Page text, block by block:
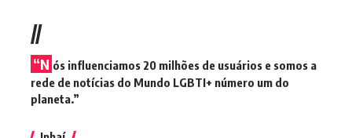
//
“N ós influenciamos 20 milhões de usuários e somos a
rede de notícias do Mundo LGBTI+ número um do
planeta.”